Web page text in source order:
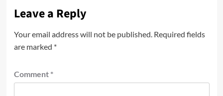
Leave a Reply
Your email address will not be published. Required fields
are marked *
Comment *